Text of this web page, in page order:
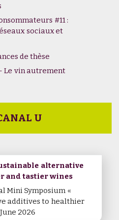
#11 :
sociaux et
de thèse
Le vin autrement
U
alternative
and tastier wines
Mini Symposium «
additives to healthier
2026